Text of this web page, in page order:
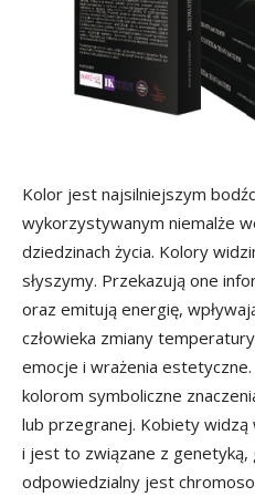
Kolor jest najsilniejszym
wykorzystywanym niemalże
dziedzinach życia. Kolory
słyszymy. Przekazują one
oraz emitują energię,
człowieka zmiany
emocje i wrażenia
kolorom symboliczne
lub przegranej. Kobiety widzą
i jest to związane z
odpowiedzialny jest